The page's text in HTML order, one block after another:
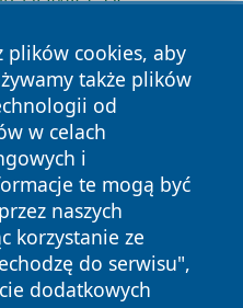
plików cookies, aby
także plików
od
w celach
i
te mogą być
naszych
korzystanie ze
do serwisu",
dodatkowych
Wszystkie prawa
Polityka